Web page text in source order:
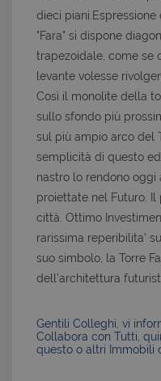
dieci
"Fara" si dispone
trapezoidale, come se
levante volesse
Così il monolite della
sullo sfondo più
sul più ampio arco del
semplicità di questo
nastro lo rendono
proiettate nel Futuro. Il
città. Ottimo
rarissima reperibilita'
suo simbolo, la Torre
dell'architettura
Gentili Colleghi, vi
Collabora con Tutti,
questo o altri Immobili